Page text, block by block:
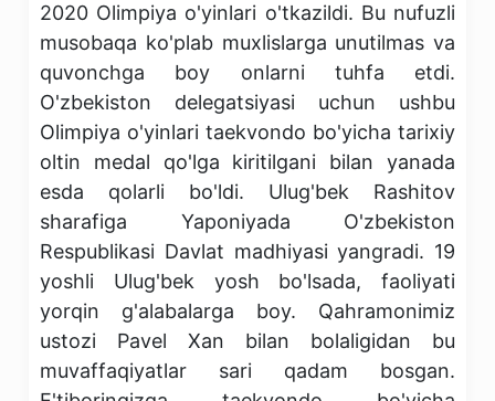
2020 Olimpiya o'yinlari o'tkazildi. Bu nufuzli
musobaqa ko'plab muxlislarga unutilmas va
quvonchga boy onlarni tuhfa etdi.
O'zbekiston delegatsiyasi uchun ushbu
Olimpiya o'yinlari taekvondo bo'yicha tarixiy
oltin medal qo'lga kiritilgani bilan yanada
esda qolarli bo'ldi. Ulug'bek Rashitov
sharafiga Yaponiyada O'zbekiston
Respublikasi Davlat madhiyasi yangradi. 19
yoshli Ulug'bek yosh bo'lsada, faoliyati
yorqin g'alabalarga boy. Qahramonimiz
ustozi Pavel Xan bilan bolaligidan bu
muvaffaqiyatlar sari qadam bosgan.